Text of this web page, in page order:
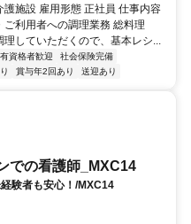
施設 雇用形態 正社員 仕事内容
利用者への調理業務 総料理
していただくので、基本レシ...
有資格者歓迎
社会保険完備
賞与年2回あり 送迎あり
での看護師_MXC14
験者も安心！/MXC14